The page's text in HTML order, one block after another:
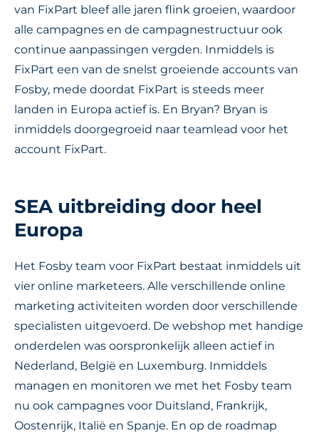
van FixPart bleef alle jaren flink groeien, waardoor
alle campagnes en de campagnestructuur ook
continue aanpassingen vergden. Inmiddels is
FixPart een van de snelst groeiende accounts van
Fosby, mede doordat FixPart is steeds meer
landen in Europa actief is. En Bryan? Bryan is
inmiddels doorgegroeid naar teamlead voor het
account FixPart.
SEA uitbreiding door heel
Europa
Het Fosby team voor FixPart bestaat inmiddels uit
vier online marketeers. Alle verschillende online
marketing activiteiten worden door verschillende
specialisten uitgevoerd. De webshop met handige
onderdelen was oorspronkelijk alleen actief in
Nederland, België en Luxemburg. Inmiddels
managen en monitoren we met het Fosby team
nu ook campagnes voor Duitsland, Frankrijk,
Oostenrijk, Italië en Spanje. En op de roadmap